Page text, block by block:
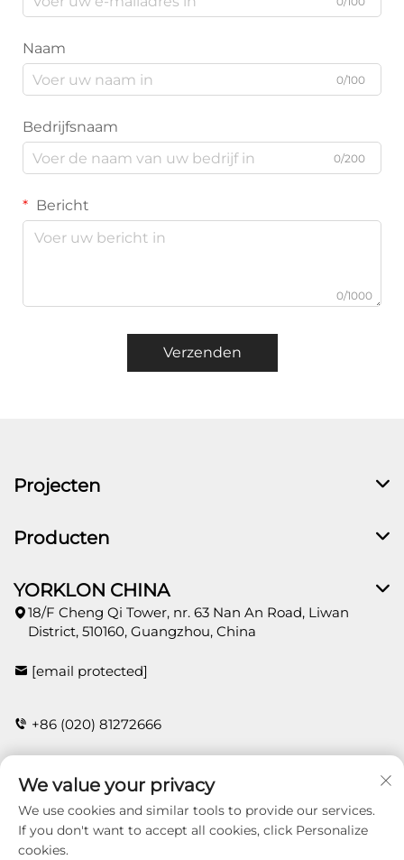
Naam
0/100
Bedrijfsnaam
0/200
Bericht
0/1000
Verzenden
Projecten
Producten
YORKLON CHINA
18/F Cheng Qi Tower, nr. 63 Nan An Road, Liwan
District, 510160, Guangzhou, China
[email protected]
+86 (020) 81272666
CONTACT
We value your privacy
We use cookies and similar tools to provide our services.
If you don't want to accept all cookies, click Personalize
cookies.